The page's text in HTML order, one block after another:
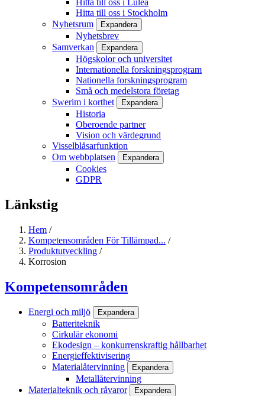
Hitta till oss i Stockholm
Nyhetsrum
Expandera
Nyhetsbrev
Samverkan
Expandera
Högskolor och universitet
Internationella forskningsprogram
Nationella forskningsprogram
Små och medelstora företag
Swerim i korthet
Expandera
Historia
Oberoende partner
Vision och värdegrund
Visselblåsarfunktion
Om webbplatsen
Expandera
Cookies
GDPR
Länkstig
Hem /
Kompetensområden För Tillämpad... /
Produktutveckling /
Korrosion
Kompetensområden
Energi och miljö Expandera
Batteriteknik
Cirkulär ekonomi
Ekodesign – konkurrenskraftig hållbarhet
Energieffektivisering
Materialåtervinning
Expandera
Metallåtervinning
Materialteknik och råvaror
Expandera